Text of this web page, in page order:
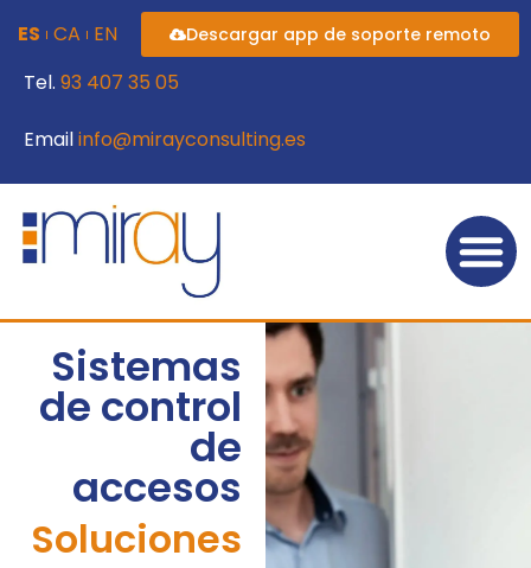
Tel. 93 407 35 05
Emailinfo@mirayconsulting.es
Descargar app de soporte remoto
ES CA EN
Sistemas
de control
de
accesos
Soluciones